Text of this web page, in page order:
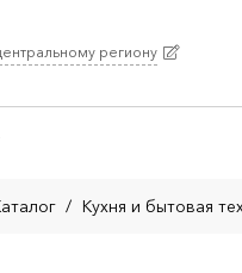
региону
/ Кухня и бытовая